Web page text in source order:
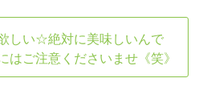
しい☆絶対に美味しいんで
はご注意くださいませ《笑》